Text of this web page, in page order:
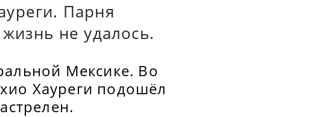
Парня
не удалось.
Мексике. Во
Хауреги подошёл